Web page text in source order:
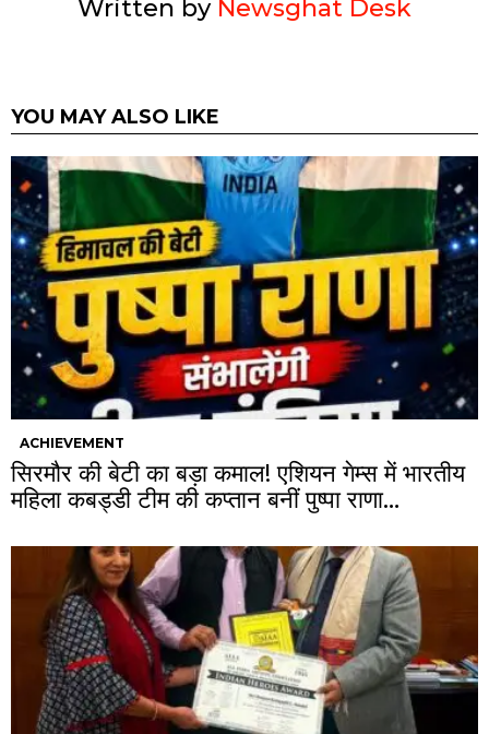
Written by Newsghat Desk
YOU MAY ALSO LIKE
ACHIEVEMENT
सिरमौर की बेटी का बड़ा कमाल! एशियन गेम्स में भारतीय
महिला कबड्डी टीम की कप्तान बनीं पुष्पा राणा…